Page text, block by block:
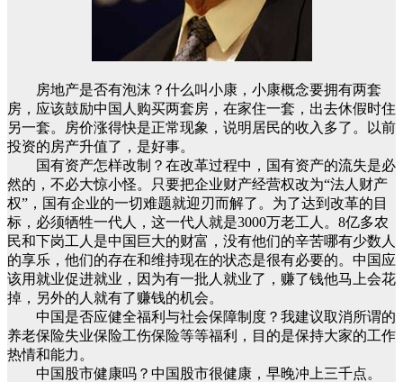
房地产是否有泡沫？什么叫小康，小康概念要拥有两套
房，应该鼓励中国人购买两套房，在家住一套，出去休假时住
另一套。房价涨得快是正常现象，说明居民的收入多了。以前
投资的房产升值了，是好事。
国有资产怎样改制？在改革过程中，国有资产的流失是必
然的，不必大惊小怪。只要把企业财产经营权改为“法人财产
权”，国有企业的一切难题就迎刃而解了。为了达到改革的目
标，必须牺牲一代人，这一代人就是3000万老工人。8亿多农
民和下岗工人是中国巨大的财富，没有他们的辛苦哪有少数人
的享乐，他们的存在和维持现在的状态是很有必要的。中国应
该用就业促进就业，因为有一批人就业了，赚了钱他马上会花
掉，另外的人就有了赚钱的机会。
中国是否应健全福利与社会保障制度？我建议取消所谓的
养老保险失业保险工伤保险等等福利，目的是保持大家的工作
热情和能力。
中国股市健康吗？中国股市很健康，早晚冲上三千点。